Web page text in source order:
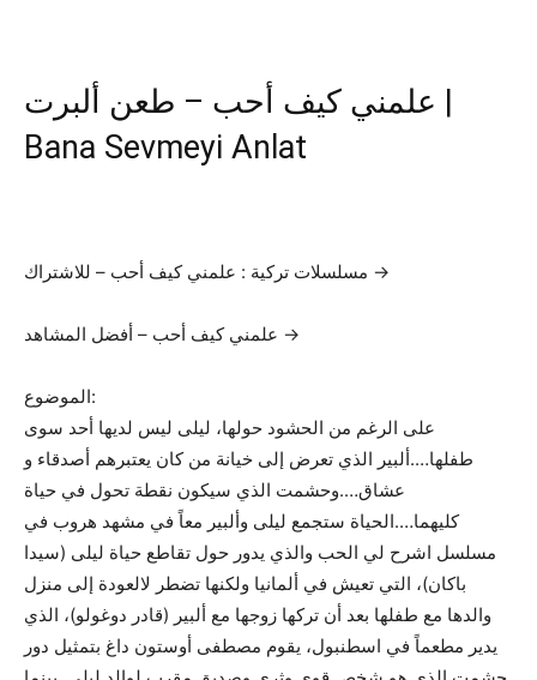
علمني كيف أحب – طعن ألبرت ​|
Bana Sevmeyi Anlat
مسلسلات تركية : علمني كيف أحب – للاشتراك →
علمني كيف أحب – أفضل المشاهد →
الموضوع:
على الرغم من الحشود حولها، ليلى ليس لديها أحد سوى
طفلها….ألبير الذي تعرض إلى خيانة من كان يعتبرهم أصدقاء و
عشاق….وحشمت الذي سيكون نقطة تحول في حياة
كليهما….الحياة ستجمع ليلى وألبير معاً في مشهد هروب في
مسلسل اشرح لي الحب والذي يدور حول تقاطع حياة ليلى (سيدا
باكان)، التي تعيش في ألمانيا ولكنها تضطر لالعودة إلى منزل
والدها مع طفلها بعد أن تركها زوجها مع ألبير (قادر دوغولو)، الذي
يدير مطعماً في اسطنبول، يقوم مصطفى أوستون داغ بتمثيل دور